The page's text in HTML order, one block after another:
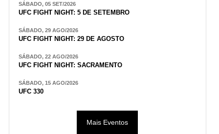
SÁBADO, 05 SET/2026
UFC FIGHT NIGHT: 5 DE SETEMBRO
SÁBADO, 29 AGO/2026
UFC FIGHT NIGHT: 29 DE AGOSTO
SÁBADO, 22 AGO/2026
UFC FIGHT NIGHT: SACRAMENTO
SÁBADO, 15 AGO/2026
UFC 330
Mais Eventos